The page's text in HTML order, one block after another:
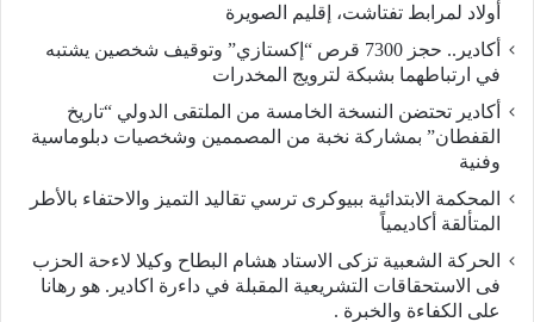
أولاد لمرابط تفتاشت، إقليم الصويرة
أكادير.. حجز 7300 قرص “إكستازي” وتوقيف شخصين يشتبه
في ارتباطهما بشبكة لترويج المخدرات
أكادير تحتضن النسخة الخامسة من الملتقى الدولي “تاريخ
القفطان” بمشاركة نخبة من المصممين وشخصيات دبلوماسية
وفنية
المحكمة الابتدائية ببيوكرى ترسي تقاليد التميز والاحتفاء بالأطر
المتألقة أكاديمياً
الحركة الشعبية تزكى الاستاد هشام البطاح وكيلا لاءحة الحزب
فى الاستحقاقات التشريعية المقبلة في داءرة اكادير. هو رهانا
على الكفاءة والخبرة .